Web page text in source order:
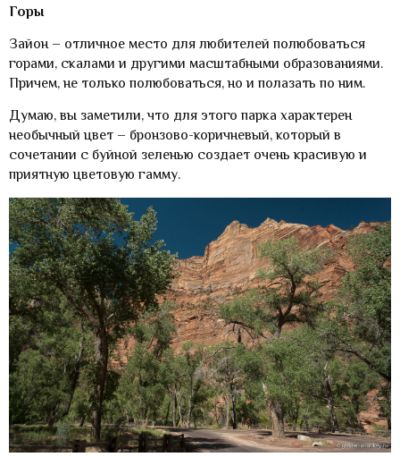
Горы
Зайон – отличное место для любителей полюбоваться
горами, скалами и другими масштабными образованиями.
Причем, не только полюбоваться, но и полазать по ним.
Думаю, вы заметили, что для этого парка характерен
необычный цвет – бронзово-коричневый, который в
сочетании с буйной зеленью создает очень красивую и
приятную цветовую гамму.